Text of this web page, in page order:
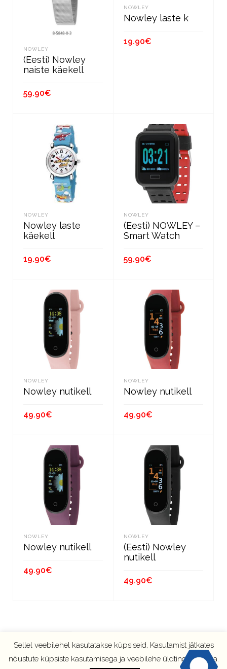
NOWLEY
(Eesti) Nowley
naiste käekell
59.90€
NOWLEY
Nowley laste k
19.90€
NOWLEY
Nowley laste
käekell
19.90€
NOWLEY
(Eesti) NOWLEY –
Smart Watch
59.90€
NOWLEY
Nowley nutikell
49.90€
NOWLEY
Nowley nutikell
49.90€
NOWLEY
Nowley nutikell
49.90€
NOWLEY
(Eesti) Nowley
nutikell
49.90€
1 2 3 4 →
Sellel veebilehel kasutatakse küpsiseid, Kasutamist jätkates
nõustute küpsiste kasutamisega ja veebilehe üldtingimustega.